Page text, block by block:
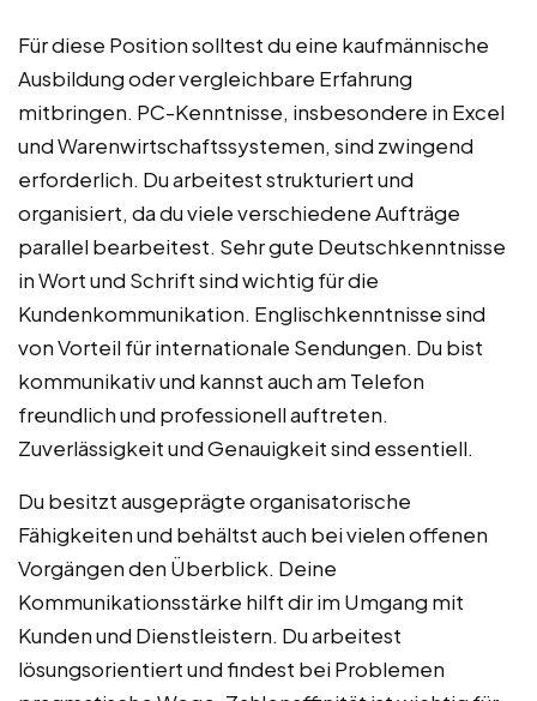
Für diese Position solltest du eine kaufmännische
Ausbildung oder vergleichbare Erfahrung
mitbringen. PC-Kenntnisse, insbesondere in Excel
und Warenwirtschaftssystemen, sind zwingend
erforderlich. Du arbeitest strukturiert und
organisiert, da du viele verschiedene Aufträge
parallel bearbeitest. Sehr gute Deutschkenntnisse
in Wort und Schrift sind wichtig für die
Kundenkommunikation. Englischkenntnisse sind
von Vorteil für internationale Sendungen. Du bist
kommunikativ und kannst auch am Telefon
freundlich und professionell auftreten.
Zuverlässigkeit und Genauigkeit sind essentiell.
Du besitzt ausgeprägte organisatorische
Fähigkeiten und behältst auch bei vielen offenen
Vorgängen den Überblick. Deine
Kommunikationsstärke hilft dir im Umgang mit
Kunden und Dienstleistern. Du arbeitest
lösungsorientiert und findest bei Problemen